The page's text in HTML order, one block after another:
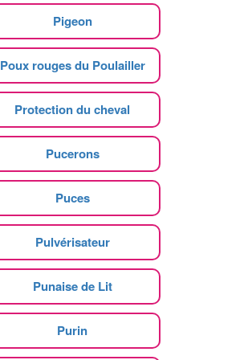
Pigeon
Poux rouges du Poulailler
Protection du cheval
Pucerons
Puces
Pulvérisateur
Punaise de Lit
Purin